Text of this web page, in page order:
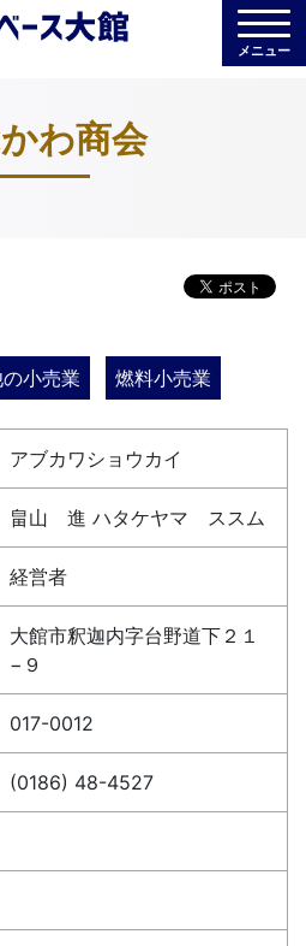
メニュー
わ商会
小売業 燃料小売業
アブカワショウカイ
畠山 進 ハタケヤマ ススム
経営者
大館市釈迦内字台野道下２１
−９
017-0012
(0186) 48-4527